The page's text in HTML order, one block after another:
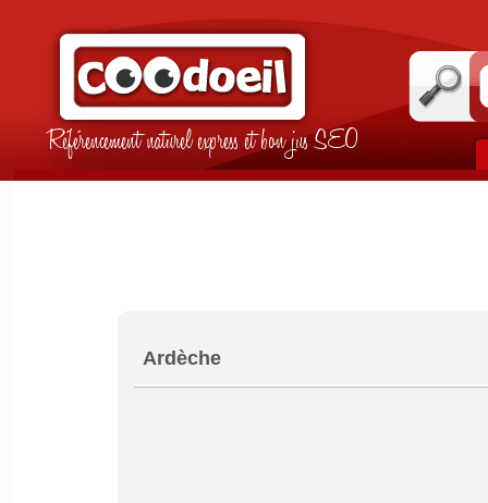
Référencement naturel express et bon jus SEO
Ardèche